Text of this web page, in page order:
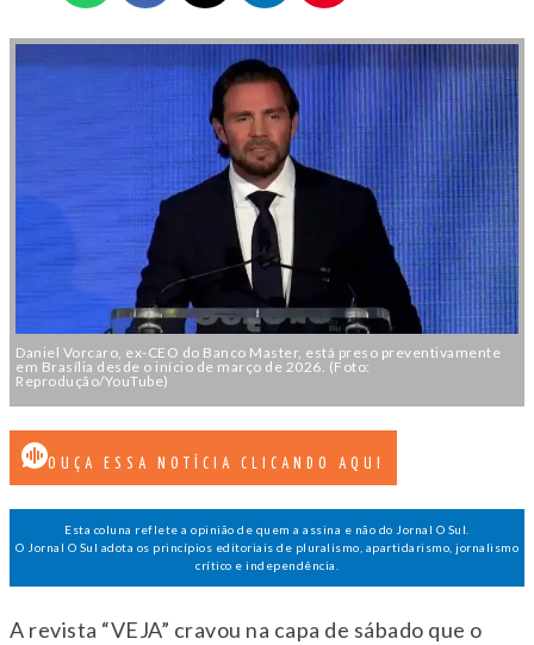
Daniel Vorcaro, ex-CEO do Banco Master, está preso preventivamente
em Brasília desde o início de março de 2026. (Foto:
Reprodução/YouTube)
OUÇA ESSA NOTÍCIA CLICANDO AQUI
Esta coluna reflete a opinião de quem a assina e não do Jornal O Sul.
O Jornal O Sul adota os princípios editoriais de pluralismo, apartidarismo, jornalismo
crítico e independência.
A revista “VEJA” cravou na capa de sábado que o